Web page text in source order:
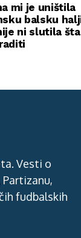
mi je uništila
balsku
ni slutila
Vesti o
fudbalskih